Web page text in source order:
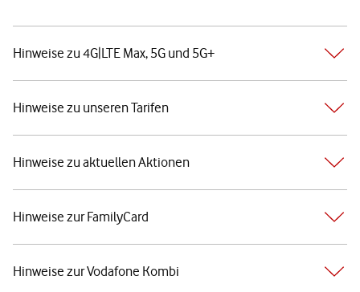
Hinweise zu 4G|LTE Max, 5G und 5G+
Hinweise zu unseren Tarifen
Hinweise zu aktuellen Aktionen
Hinweise zur FamilyCard
Hinweise zur Vodafone Kombi